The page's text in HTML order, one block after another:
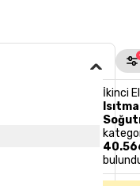
İkinci El